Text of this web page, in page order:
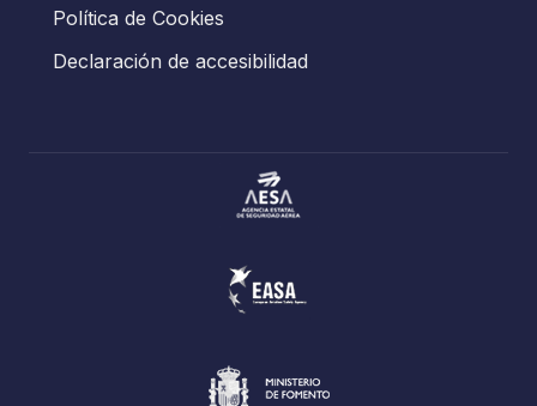
Política de Cookies
Declaración de accesibilidad